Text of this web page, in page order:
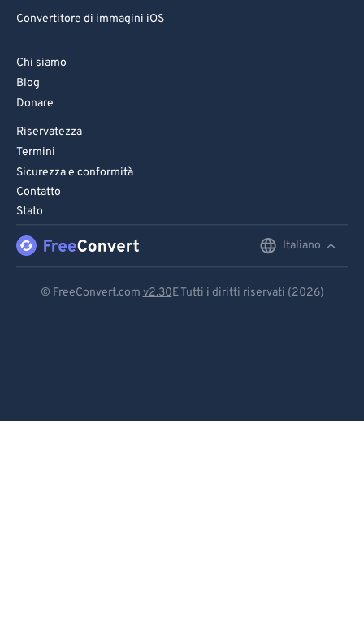
Convertitore di immagini iOS
Chi siamo
Blog
Donare
Riservatezza
Termini
Sicurezza e conformità
Contatto
Stato
Italiano
© FreeConvert.com v2.30E Tutti i diritti riservati (2026)